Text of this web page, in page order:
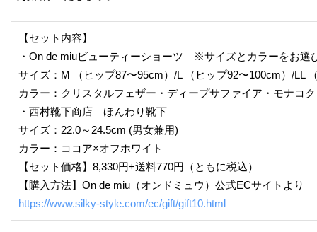
【セット内容】
・On de miuビューティーショーツ ※サイズとカラーをお選
サイズ：M （ヒップ87〜95cm）/L （ヒップ92〜100cm）/LL
カラー：クリスタルフェザー・ディープサファイア・モナコ
・西村靴下商店 ほんわり靴下
サイズ：22.0～24.5cm (男女兼用)
カラー：ココア×オフホワイト
【セット価格】8,330円+送料770円（ともに税込）
【購入方法】On de miu（オンドミュウ）公式ECサイトより
https://www.silky-style.com/ec/gift/gift10.html